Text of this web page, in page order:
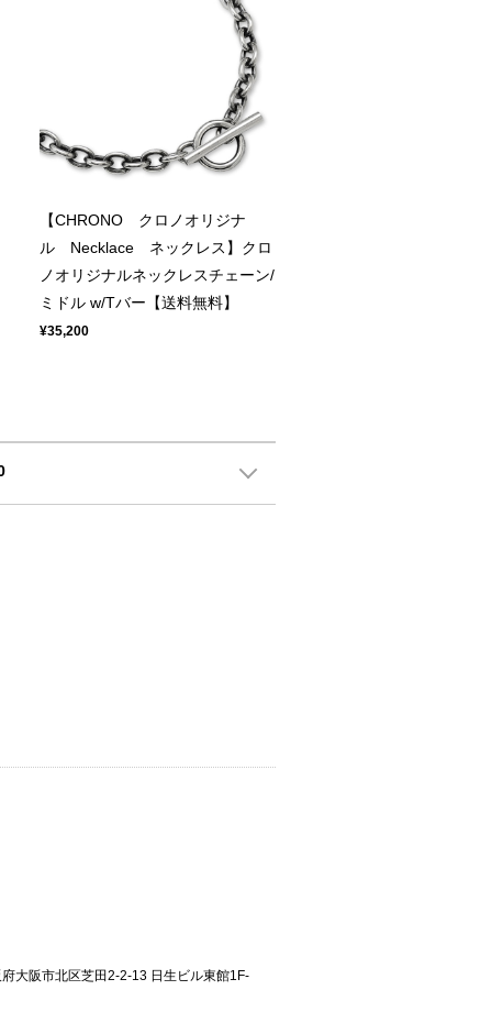
【CHRONO クロノオリジナ
ル Necklace ネックレス】クロ
ノオリジナルネックレスチェーン/
ミドル w/Tバー【送料無料】
¥35,200
大阪市北区芝田2-2-13 日生ビル東館1F-